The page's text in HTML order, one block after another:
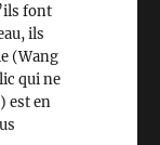
font
ils
(Wang
qui ne
est en